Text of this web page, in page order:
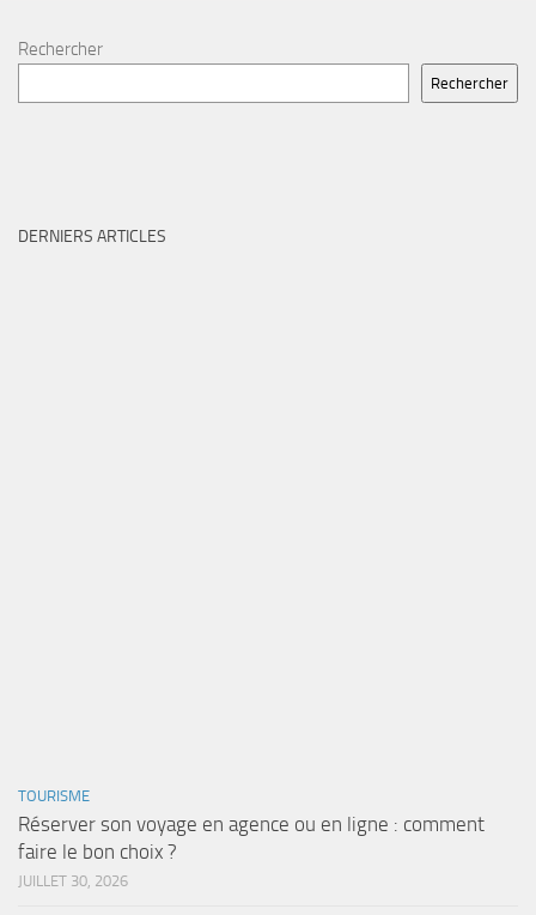
Rechercher
Rechercher
DERNIERS ARTICLES
TOURISME
Réserver son voyage en agence ou en ligne : comment
faire le bon choix ?
JUILLET 30, 2026